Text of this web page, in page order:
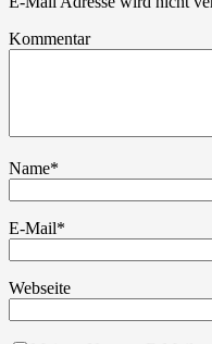
Kommentar
Name*
E-Mail*
Webseite